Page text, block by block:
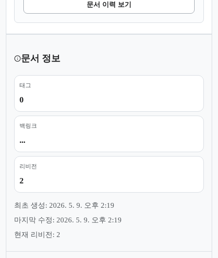
문서 이력 보기
문서 정보
태그
0
백링크
...
리비전
2
최초 생성: 2026. 5. 9. 오후 2:19
마지막 수정: 2026. 5. 9. 오후 2:19
현재 리비전: 2